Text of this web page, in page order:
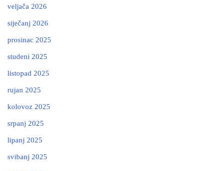
veljača 2026
siječanj 2026
prosinac 2025
studeni 2025
listopad 2025
rujan 2025
kolovoz 2025
srpanj 2025
lipanj 2025
svibanj 2025